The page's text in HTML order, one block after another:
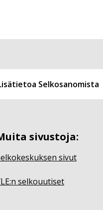
Selkosanomista
sivustoja:
sivut
selkouutiset